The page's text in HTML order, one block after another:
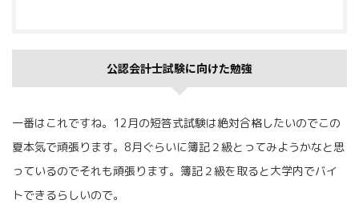
公認会計士試験に向けた勉強
一番はこれですね。12月の短答式試験は絶対合格したいのでこの
夏本気で頑張ります。8月ぐらいに簿記２級とってみようかなと思
っているのでそれも頑張ります。簿記２級を取ると大学内でバイ
トできるらしいので。